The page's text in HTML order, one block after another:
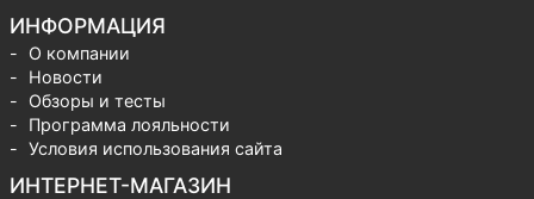
ИНФОРМАЦИЯ
О компании
Новости
Обзоры и тесты
Программа лояльности
Условия использования сайта
ИНТЕРНЕТ-МАГАЗИН